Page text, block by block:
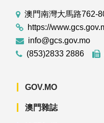
澳門南灣大馬路762-
https://
info@gcs.gov.mo
(853)2833 2886
GOV.MO
澳門雜誌